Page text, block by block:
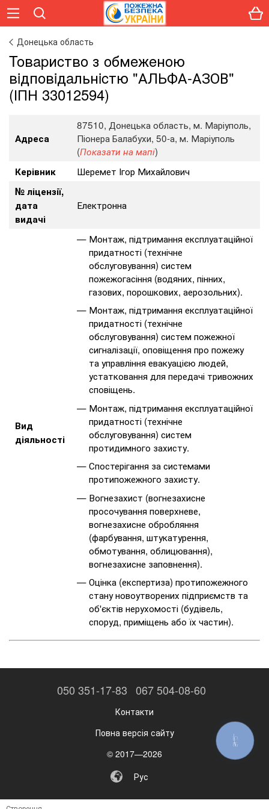
Донецька область
Toвapиcтвo з oбмeжeнoю
вiдпoвiдaльнicтю "АЛЬФА-АЗОВ"
(ІПН 33012594)
Адреса
87510, Донецька область, м. Маріуполь,
Піонера Балабухи, 50-а, м. Маріуполь
(Показати на мапі)
Керівник
Шеремет Ігор Михайлович
№ ліцензії,
дата
видачі
Електронна
Вид
діяльності
Монтаж, підтримання експлуатаційної
придатності (технічне
обслуговування) систем
пожежогасіння (водяних, пінних,
газових, порошкових, аерозольних).
Монтаж, підтримання експлуатаційної
придатності (технічне
обслуговування) систем пожежної
сигналізації, оповіщення про пожежу
та управління евакуацією людей,
устатковання для передачі тривожних
сповіщень.
Монтаж, підтримання експлуатаційної
придатності (технічне
обслуговування) систем
протидимного захисту.
Спостерігання за системами
протипожежного захисту.
Вогнезахист (вогнезахисне
просочування поверхневе,
вогнезахисне обробляння
(фарбування, штукатурення,
обмотування, облицювання),
вогнезахисне заповнення).
Оцінка (експертиза) протипожежного
стану новоутворених підприємств та
об'єктів нерухомості (будівель,
споруд, приміщень або їх частин).
050 351-17-83 067 504-08-60
Контакти
Повна версія сайту
© 2017—2026
Рус
КНОПКА
ЗВ'ЯЗКУ